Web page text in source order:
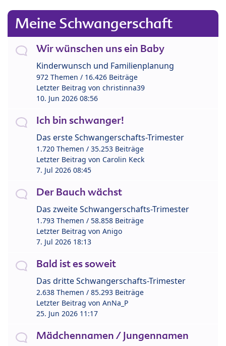
Meine Schwangerschaft
Wir wünschen uns ein Baby
Kinderwunsch und Familienplanung
972 Themen / 16.426 Beiträge
Letzter Beitrag von christinna39
10. Jun 2026 08:56
Ich bin schwanger!
Das erste Schwangerschafts-Trimester
1.720 Themen / 35.253 Beiträge
Letzter Beitrag von Carolin Keck
7. Jul 2026 08:45
Der Bauch wächst
Das zweite Schwangerschafts-Trimester
1.793 Themen / 58.858 Beiträge
Letzter Beitrag von Anigo
7. Jul 2026 18:13
Bald ist es soweit
Das dritte Schwangerschafts-Trimester
2.638 Themen / 85.293 Beiträge
Letzter Beitrag von AnNa_P
25. Jun 2026 11:17
Mädchennamen / Jungennamen